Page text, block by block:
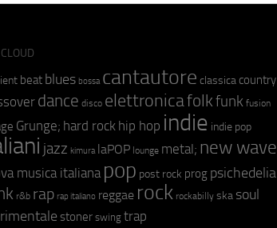
beat blues bossa cantautore classica country
dance disco elettronicafolkfunk fusion
Grunge; hard rock hip hop indie indie pop
jazz kimura laPOP lounge metal; new wave
musica italiana pop post rock prog psichedelia
r&b rap rap italiano reggae rock rockabilly ska soul
stoner swing trap